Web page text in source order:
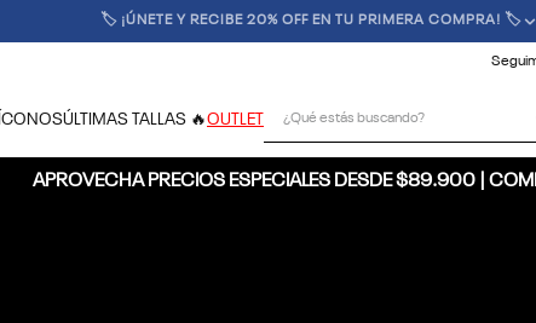
🚚 ENVÍO GRATIS POR COMPRAS SUPERIORES A $300.000 🚚
ÍCONOSÚLTIMAS TALLAS 🔥OUTLET
APROVECHA PRECIOS ESPECIALES DESDE $89.900 |